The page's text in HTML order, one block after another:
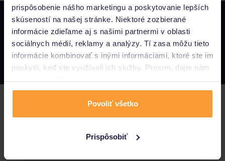
prispôsobenie nášho marketingu a poskytovanie lepších
skúseností na našej stránke. Niektoré zozbierané
informácie zdieľame aj s našimi partnermi v oblasti
sociálnych médií, reklamy a analýzy. Tí zasa môžu tieto
informácie kombinovať s inými informáciami, ktoré ste im
poskytli, keď ste využívali ich služby. Prosím, dajte nám
na to svoj súhlas.
Povoliť všetko
Prispôsobiť
Napíšte nám
info@porovnajto.sk
Zavolajte nám
0800 400 300